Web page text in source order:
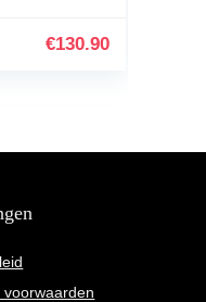
€130.90